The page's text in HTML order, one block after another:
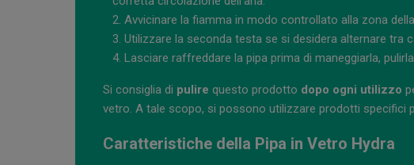
Avvicinare la fiamma in modo controllato alla zona
Utilizzare la seconda testa se si desidera alternare tra
Lasciare raffreddare la pipa prima di maneggiarla,
Si consiglia di pulire questo prodotto dopo ogni utilizzo
vetro. A tale scopo, si possono utilizzare prodotti specifici
Caratteristiche della Pipa in Vetro Hydra